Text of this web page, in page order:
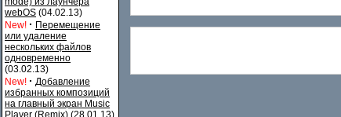
webOS (04.02.13)
New! · Перемещение
или удаление
нескольких файлов
одновременно
(03.02.13)
New! · Добавление
избранных композиций
на главный экран Music
Player (Remix) (28.01.13)